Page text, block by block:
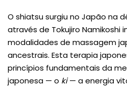
O shiatsu surgiu no Japão na
através de Tokujiro Namikoshi
modalidades de massagem
ancestrais. Esta terapia
princípios fundamentais da
japonesa — o ki— a energia